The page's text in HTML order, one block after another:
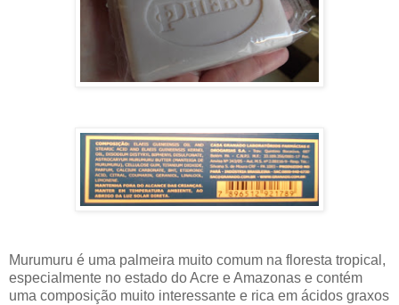
Murumuru é uma palmeira muito comum na floresta tropical,
especialmente no estado do Acre e Amazonas e contém
uma composição muito interessante e rica em ácidos graxos